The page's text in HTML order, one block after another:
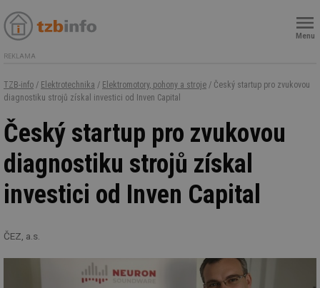
Menu
REKLAMA
TZB-info / Elektrotechnika / Elektromotory, pohony a stroje / Český startup pro zvukovou
diagnostiku strojů získal investici od Inven Capital
Český startup pro zvukovou
diagnostiku strojů získal
investici od Inven Capital
ČEZ, a.s.